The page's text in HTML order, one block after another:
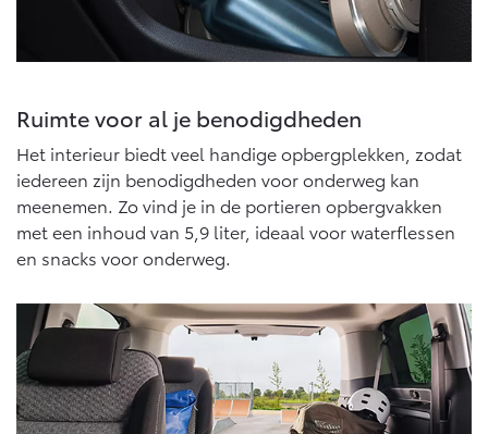
Vanaf € 46.301,- Vanaf € 56.570,-
Vanaf € 89.986,-
Ruimte voor al je benodigdheden
Het interieur biedt veel handige opbergplekken, zodat
iedereen zijn benodigdheden voor onderweg kan
meenemen. Zo vind je in de portieren opbergvakken
met een inhoud van 5,9 liter, ideaal voor waterflessen
en snacks voor onderweg.